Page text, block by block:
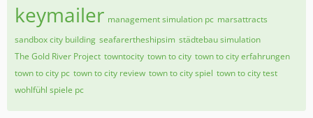
keymailer management simulation pc marsattracts
sandbox city building seafarertheshipsim städtebau simulation
The Gold River Project towntocity town to city town to city erfahrungen
town to city pc town to city review town to city spiel town to city test
wohlfühl spiele pc